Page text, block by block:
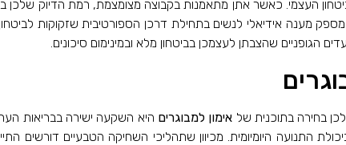
כאשר אתן מתאמנות בקבוצה מצומצמת, רמת הדיוק שלכן
מספק מענה אידיאלי לנשים בתחילת דרכן הספורטיבית שזקוקות לביטחון
הגופניים שהצבתן לעצמכן בביטחון מלא ובמינימום סיכונים.
בחירה בתוכנית של אימון למבוגרים היא השקעה ישירה בבריאות
התנועה היומיומית. מכיוון שתהליכי השחיקה הטבעיים דורשים